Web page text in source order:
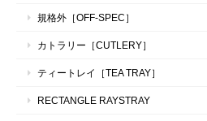
規格外［OFF-SPEC］
カトラリー［CUTLERY］
ティートレイ［TEA TRAY］
RECTANGLE RAYSTRAY